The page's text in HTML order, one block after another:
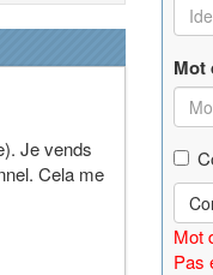
Je vends
Cela me
Mot
Mot
Pas